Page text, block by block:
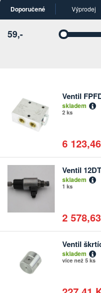
Doporučené Výprodej
Vyberte
59,-
Ventil
skladem
2 ks
6
Ventil
skladem
1 ks
2
Ventil
skladem
více než 5 ks